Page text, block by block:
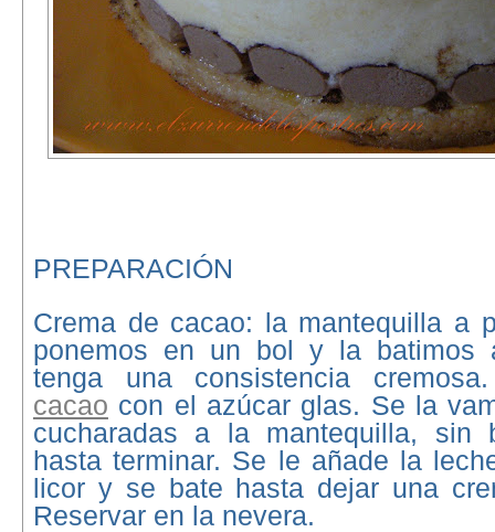
PREPARACIÓN
Crema de cacao: la mantequilla a
ponemos en un bol y la batimos
tenga una consistencia
cacao con el azúcar glas. Se la
cucharadas a la mantequilla, sin
hasta terminar. Se le añade la
licor y se bate hasta dejar una
Reservar en la nevera.